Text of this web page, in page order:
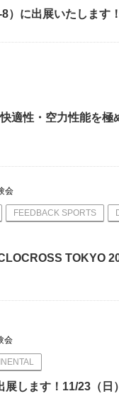
）に出展いたします！
適性・空力性能を極
会
FEEDBACK SPORTS
TOKYO
会
します！11/23（日）